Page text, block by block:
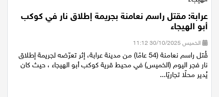
عرابة: مقتل راسم نعامنة بجريمة إطلاق نار في كوكب
أبو الهيجاء
الخميس 30/10/2025 11:12
قُتل راسم نعامنة (54 عامًا) من مدينة عرابة، إثر تعرّضه لجريمة إطلاق
نار فجر اليوم (الخميس) في محيط قرية كوكب أبو الهيجاء ، حيث كان
يُدير محلًا تجاريًا...